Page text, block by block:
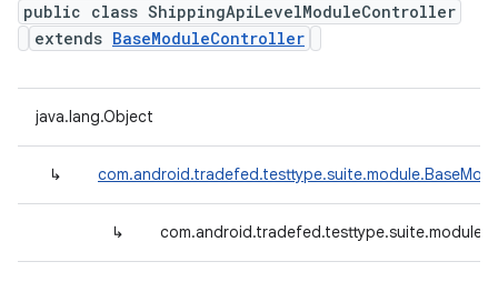
public class ShippingApiLevelModuleController
extends BaseModuleController
java.lang.Object
↳
↳